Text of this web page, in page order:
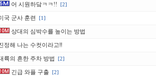
어 시원하닼ㅋㅋ!! [2]
국 군사 훈련 [1]
상대의 심박수를 높이는 방법
정해 나는 수컷이라고!!
륙의 흔한 주차 방법 [2]
긴급 와플 구출 [2]